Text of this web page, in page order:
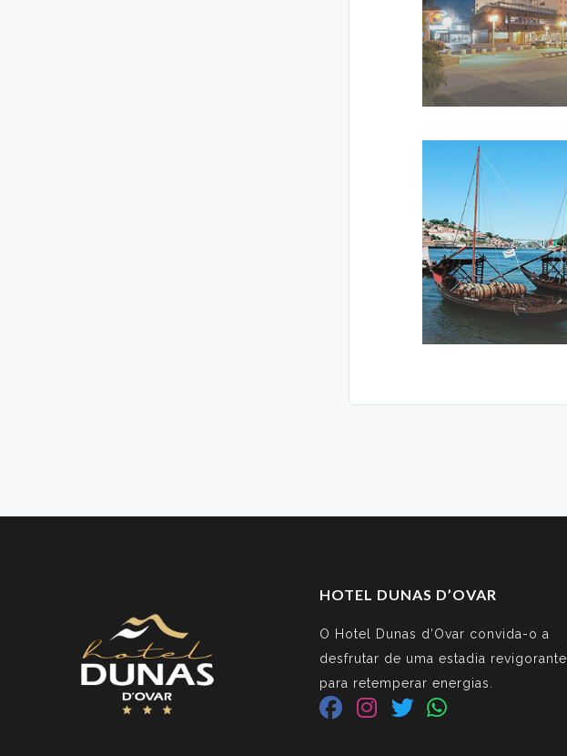
HOTEL DUNAS D’OVAR
O Hotel Dunas d’Ovar convida-o a
desfrutar de uma estadia revigorante
para retemperar energias.